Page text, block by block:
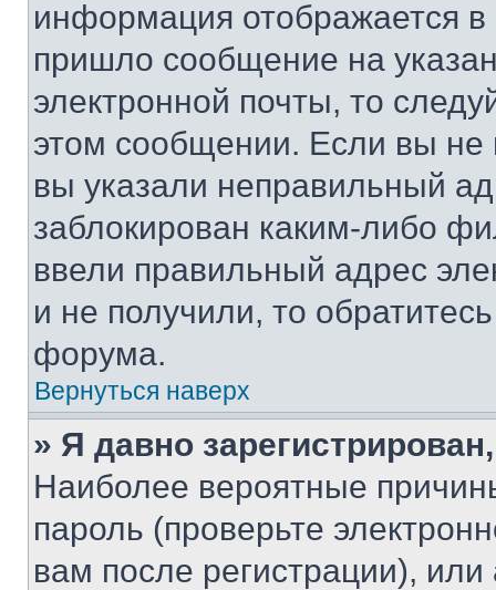
информация отображается
пришло сообщение на
электронной почты, то
этом сообщении. Если вы
вы указали неправильный
заблокирован каким-либо
ввели правильный адрес
и не получили, то
форума.
Вернуться наверх
» Я давно
Наиболее вероятные
пароль (проверьте
вам после регистрации),